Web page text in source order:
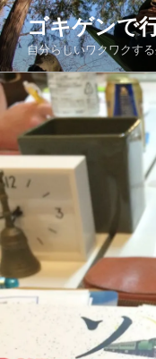
コ
ン
テ
ン
ツ
へ
キ
ッ
プ
ゴキゲンで
自分らしいワクワクす